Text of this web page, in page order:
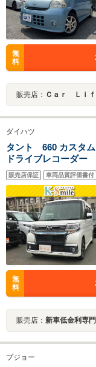
無
料
販売店： Ｃａｒ Ｌｉ
ダイハツ
タント 660 カスタ
ドライブレコーダ
ライドドア TV 衝突
クハイビーム オー
ドリングストップ ス
販売店保証 車両品質評価書付
無
料
販売店： 新車低金利専
プジョー